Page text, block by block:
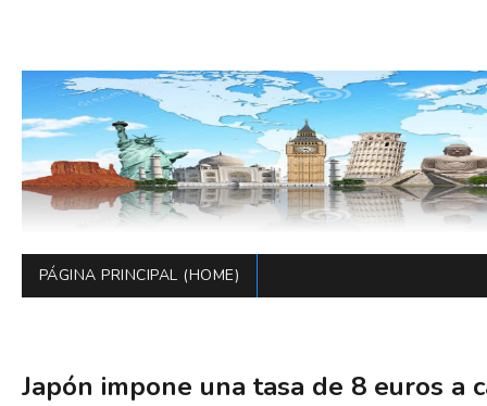
PÁGINA PRINCIPAL (HOME)
Japón impone una tasa de 8 euros a